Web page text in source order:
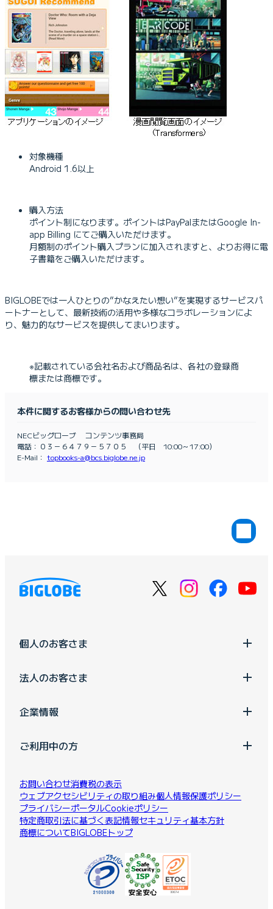
対象機種
Android 1.6以上
購入方法
ポイント制になります。ポイントはPayPalまたはGoogle In-
app Billing にてご購入いただけます。
月額制のポイント購入プランに加入されますと、よりお得に電
子書籍をご購入いただけます。
BIGLOBEでは一人ひとりの”かなえたい想い”を実現するサービスパ
ートナーとして、最新技術の活用や多様なコラボレーションによ
り、魅力的なサービスを提供してまいります。
※記載されている会社名および商品名は、各社の登録商
標または商標です。
本件に関するお客様からの問い合わせ先
NECビッグローブ コンテンツ事務局
電話：０３－６４７９－５７０５ （平日 10:00～17:00）
E-Mail： topbooks-a@bcs.biglobe.ne.jp
個人のお客さま
法人のお客さま
企業情報
ご利用中の方
お問い合わせ消費税の表示
ウェブアクセシビリティの取り組み個人情報保護ポリシー
プライバシーポータルCookieポリシー
特定商取引法に基づく表記情報セキュリティ基本方針
商標についてBIGLOBEトップ